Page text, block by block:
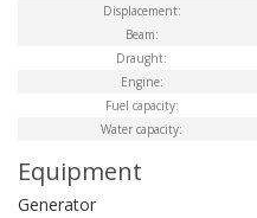
Displacement:
Beam:
Draught:
Engine:
Fuel capacity:
Water capacity:
Equipment
Generator